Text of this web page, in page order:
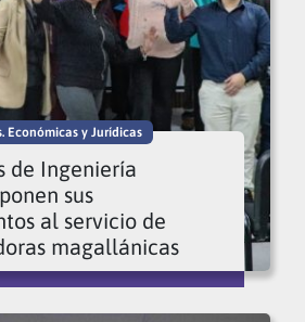
Económicas y Jurídicas
de Ingeniería
sus
al servicio de
magallánicas